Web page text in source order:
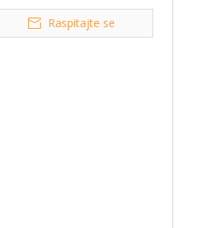
Raspitajte se